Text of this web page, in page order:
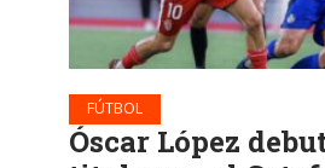
FÚTBOL
Óscar López